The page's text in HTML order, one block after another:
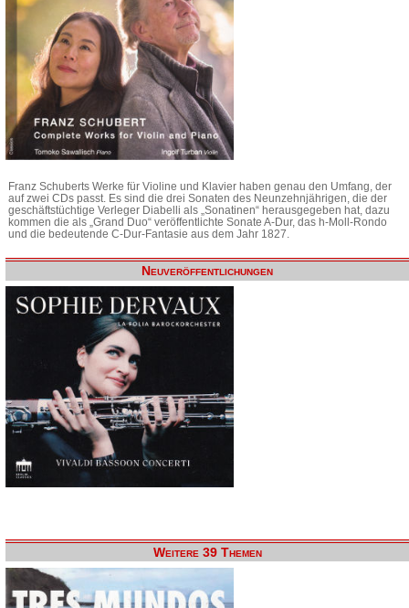
Franz Schuberts Werke für Violine und Klavier haben genau den Umfang, der
auf zwei CDs passt. Es sind die drei Sonaten des Neunzehnjährigen, die der
geschäftstüchtige Verleger Diabelli als „Sonatinen“ herausgegeben hat, dazu
kommen die als „Grand Duo“ veröffentlichte Sonate A-Dur, das h-Moll-Rondo
und die bedeutende C-Dur-Fantasie aus dem Jahr 1827.
Neuveröffentlichungen
Weitere 39 Themen